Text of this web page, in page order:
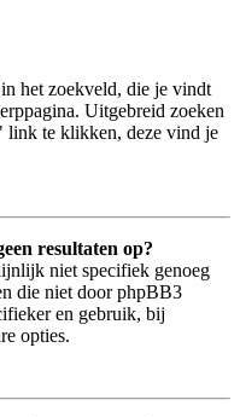
het zoekveld, die je vindt
Uitgebreid zoeken
link te klikken, deze vind je
resultaten op?
niet specifiek genoeg
die niet door phpBB3
en gebruik, bij
opties.